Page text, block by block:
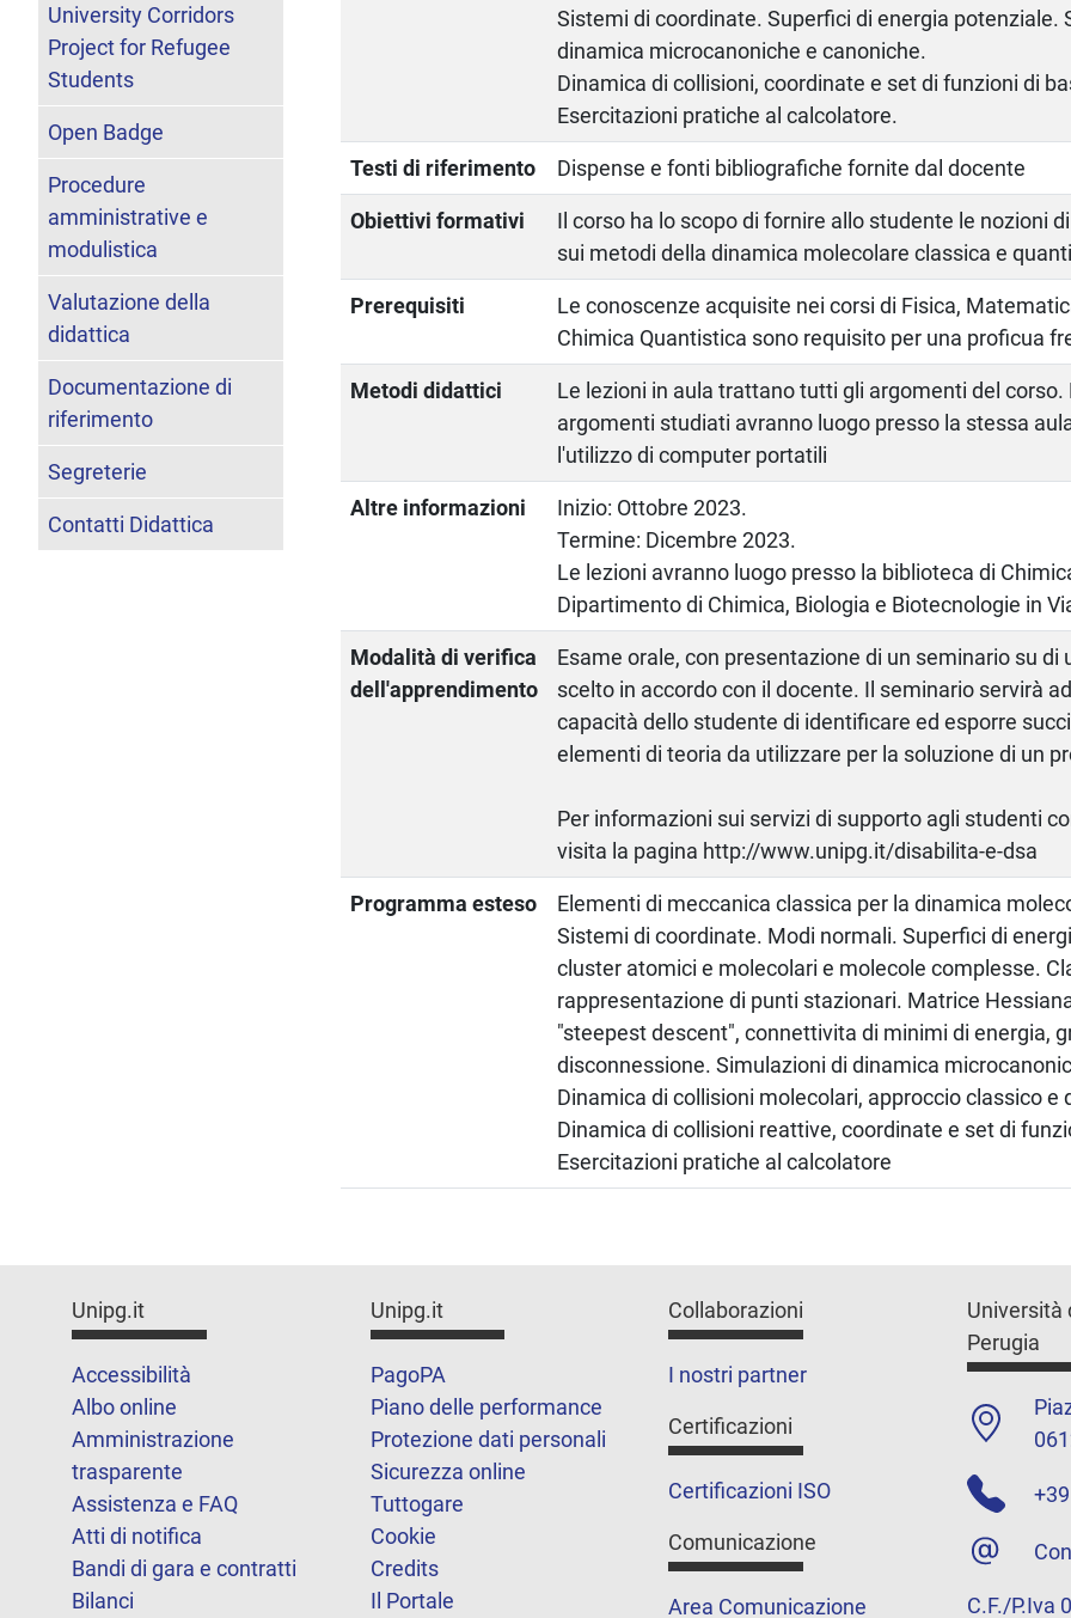
Sistemi di coordinate. Superfici di energia potenziale.
dinamica microcanoniche e canoniche.
Dinamica di collisioni, coordinate e set di funzioni di
Esercitazioni pratiche al calcolatore.
Testi di riferimento Dispense e fonti bibliografiche fornite dal docente
Obiettivi formativi
Il corso ha lo scopo di fornire allo studente le nozioni
sui metodi della dinamica molecolare classica e
Prerequisiti
Le conoscenze acquisite nei corsi di Fisica,
Chimica Quantistica sono requisito per una proficua
Metodi didattici
Le lezioni in aula trattano tutti gli argomenti del corso.
argomenti studiati avranno luogo presso la stessa
l'utilizzo di computer portatili
Altre informazioni
Inizio: Ottobre 2023.
Termine: Dicembre 2023.
Le lezioni avranno luogo presso la biblioteca di
Dipartimento di Chimica, Biologia e Biotecnologie in
Modalità di verifica
dell'apprendimento
Esame orale, con presentazione di un seminario su di
scelto in accordo con il docente. Il seminario servirà
capacità dello studente di identificare ed esporre
elementi di teoria da utilizzare per la soluzione di un
Per informazioni sui servizi di supporto agli studenti
visita la pagina http://www.unipg.it/disabilita-e-dsa
Programma esteso
Elementi di meccanica classica per la dinamica
Sistemi di coordinate. Modi normali. Superfici di
cluster atomici e molecolari e molecole complesse.
rappresentazione di punti stazionari. Matrice
"steepest descent", connettivita di minimi di energia,
disconnessione. Simulazioni di dinamica
Dinamica di collisioni molecolari, approccio classico e
Dinamica di collisioni reattive, coordinate e set di
Esercitazioni pratiche al calcolatore
University Corridors
Project for Refugee
Students
Open Badge
Procedure
amministrative e
modulistica
Valutazione della
didattica
Documentazione di
riferimento
Segreterie
Contatti Didattica
Unipg.it
Accessibilità
Albo online
Amministrazione
trasparente
Assistenza e FAQ
Atti di notifica
Bandi di gara e contratti
Bilanci
Unipg.it
PagoPA
Piano delle performance
Protezione dati personali
Sicurezza online
Tuttogare
Cookie
Credits
Il Portale
Collaborazioni
I nostri partner
Certificazioni
Certificazioni ISO
Comunicazione
Area Comunicazione
Università
Perugia
C.F./P.Iva